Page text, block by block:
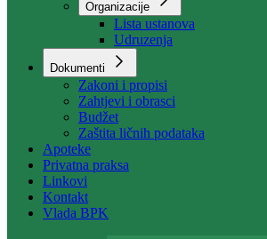
Organizacija
Uposlenici
Organizacije
Lista ustanova
Udruzenja
Dokumenti
Zakoni i propisi
Zahtjevi i obrasci
Budžet
Zaštita ličnih podataka
Apoteke
Privatna praksa